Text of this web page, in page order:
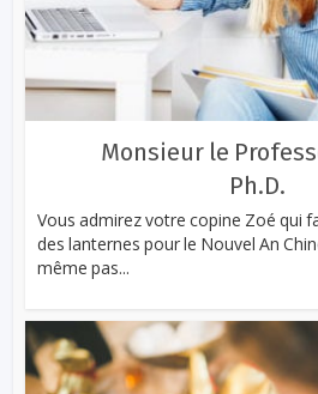
Monsieur le
Ph.D.
Vous admirez votre copine Zoé qui
des lanternes pour le Nouvel An
même pas...